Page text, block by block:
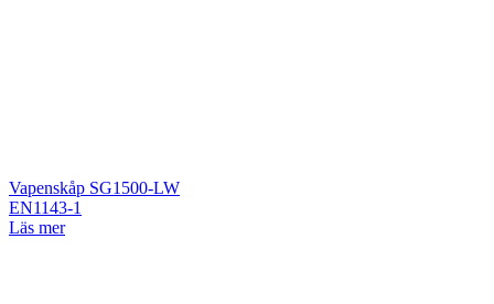
Vapenskåp SG1500-LW
EN1143-1
Läs mer